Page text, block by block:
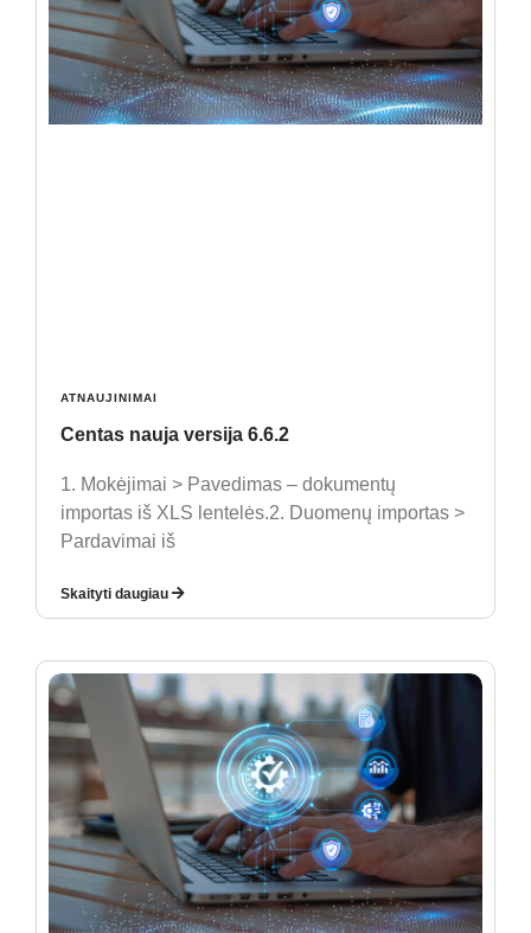
ATNAUJINIMAI
Centas nauja versija 6.6.2
1. Mokėjimai > Pavedimas – dokumentų
importas iš XLS lentelės.2. Duomenų importas >
Pardavimai iš
Skaityti daugiau